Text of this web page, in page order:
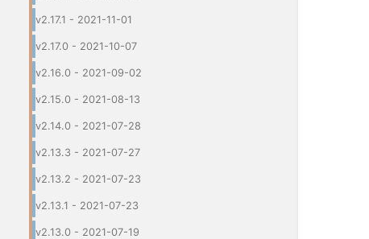
v2.17.1 - 2021-11-01
v2.17.0 - 2021-10-07
v2.16.0 - 2021-09-02
v2.15.0 - 2021-08-13
v2.14.0 - 2021-07-28
v2.13.3 - 2021-07-27
v2.13.2 - 2021-07-23
v2.13.1 - 2021-07-23
v2.13.0 - 2021-07-19